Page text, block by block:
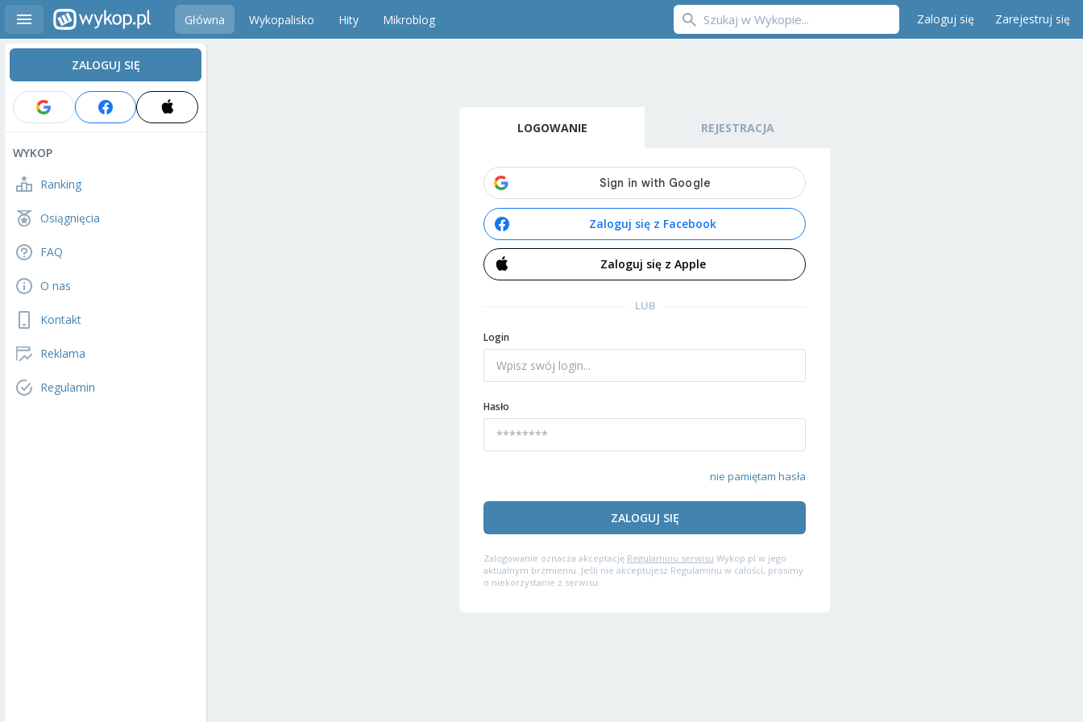
Główna Wykopalisko Hity Mikroblog Zaloguj się Zarejestruj się
ZALOGUJ SIĘ
WYKOP
Ranking
Osiągnięcia
FAQ
O nas
Kontakt
Reklama
Regulamin
LOGOWANIE REJESTRACJA
Zaloguj się z Facebook
Zaloguj się z Apple
LUB
Login
Hasło
nie pamiętam hasła
ZALOGUJ SIĘ
Zalogowanie oznacza akceptację Regulaminu serwisu Wykop.pl w jego
aktualnym brzmieniu. Jeśli nie akceptujesz Regulaminu w całości, prosimy
o niekorzystanie z serwisu.